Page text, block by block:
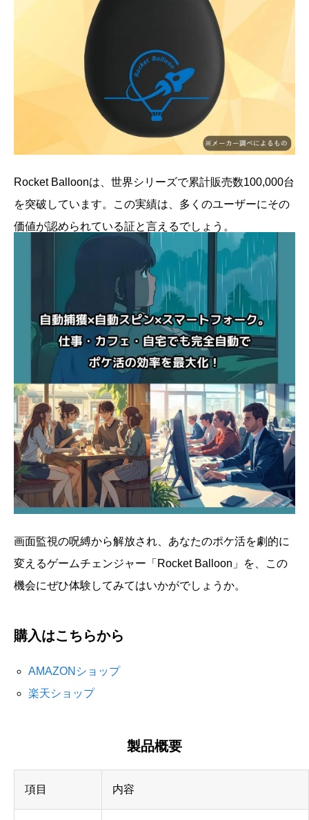
Rocket Balloonは、世界シリーズで累計販売数100,000台
を突破しています。この実績は、多くのユーザーにその
価値が認められている証と言えるでしょう。
画面監視の呪縛から解放され、あなたのポケ活を劇的に
変えるゲームチェンジャー「Rocket Balloon」を、この
機会にぜひ体験してみてはいかがでしょうか。
購入はこちらから
AMAZONショップ
楽天ショップ
製品概要
項目 内容